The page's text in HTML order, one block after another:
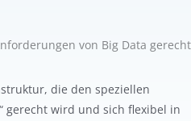
von Big Data gerecht
die den speziellen
gerecht wird und sich flexibel in